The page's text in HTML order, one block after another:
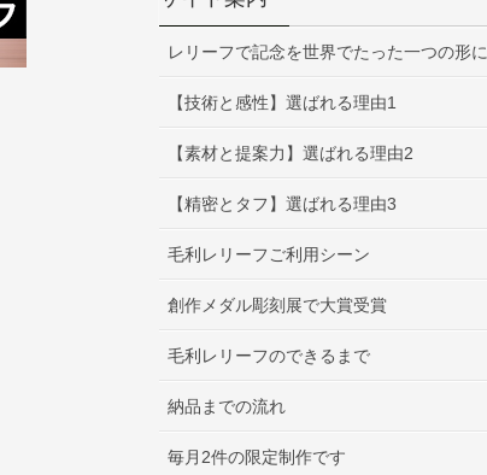
レリーフで記念を世界でたった一つの形に
【技術と感性】選ばれる理由1
【素材と提案力】選ばれる理由2
【精密とタフ】選ばれる理由3
毛利レリーフご利用シーン
創作メダル彫刻展で大賞受賞
毛利レリーフのできるまで
納品までの流れ
毎月2件の限定制作です